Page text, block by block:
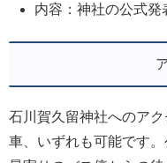
内容：神社の公式発
石川賀久留神社へのア
車、いずれも可能です